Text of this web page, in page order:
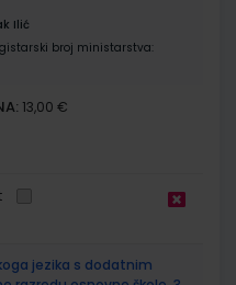
Ilić
broj ministarstva:
13,00 €
jezika s dodatnim